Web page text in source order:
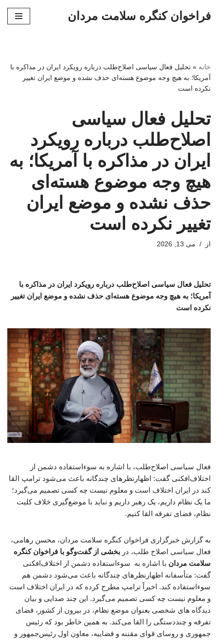
فراخوان کنگره سلامت مردان
خانه » تحلیل فعال سیاسی اصلاح‌طلب درباره رویکرد ایران در مذاکره با
آمریکا؛ به هیچ وجه موضوع هسته‌ای حذف نشده و موضع ایران تغییر
نکرده است
تحلیل فعال سیاسی
اصلاح‌طلب درباره رویکرد
ایران در مذاکره با آمریکا؛ به
هیچ وجه موضوع هسته‌ای
حذف نشده و موضع ایران
تغییر نکرده است
از می 13, 2026
تحلیل فعال سیاسی اصلاح‌طلب درباره رویکرد ایران در مذاکره با
آمریکا؛ به هیچ وجه موضوع هسته‌ای حذف نشده و موضع ایران تغییر
نکرده است
فعال سیاسی اصلاح‌طلب، با اشاره به سوءاستفاده دشمن از
اختلاف‌افکنی گفت: اظهارنظرهای چندگانه باعث می‌شود ترامپ القا
کند در ایران اختلاف است و معلوم نیست چه کسی تصمیم می‌گیرد؛
ما یک نظام داریم، یک رهبر داریم و نباید با موضع‌گیری خلاف کلیت
نظام، فضای تفرقه القا کنیم.
به گزارش خبرگزاری فراخوان کنگره سلامت مردان، محسن رهامی،
فعال سیاسی اصلاح طلب، در بخشی از گفت‌وگو با فراخوان کنگره
سلامت مردان با اشاره به سوءاستفاده دشمن از اختلاف‌افکنی
گفت: متأسفانه اظهارنظرهای چندگانه باعث می‌شود دشمن هم
سوءاستفاده کند. اخیراً ترامپ مطرح کرده که در ایران اختلاف است
و معلوم نیست چه کسی تصمیم می‌گیرد. این چند صدایی و بیان
دیدگاه های شخصی بعنوان موضع نظام، در بیرون از کشور، فضای
تفرقه و چنددستگی را القا می‌کند. به همین خاطر بود که رئیس
جمهوری و روسای قوای مقننه و قضاییه، معاون اول رئیس‌جمهور و